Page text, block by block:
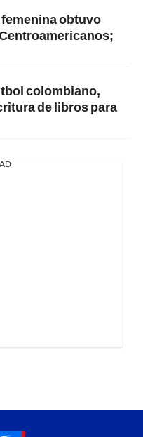
obtuvo
colombiano,
de libros para